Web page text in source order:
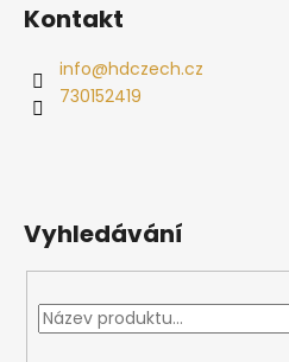
Kontakt
info@hdczech.cz
730152419
Vyhledávání